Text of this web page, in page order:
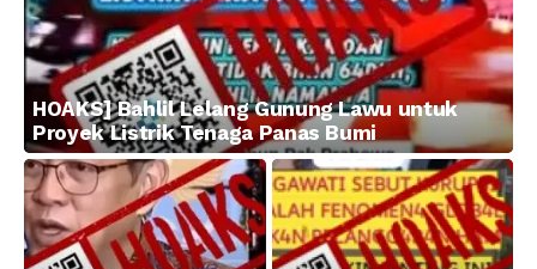
HOAKS] Bahlil Lelang Gunung Lawu untuk
Proyek Listrik Tenaga Panas Bumi